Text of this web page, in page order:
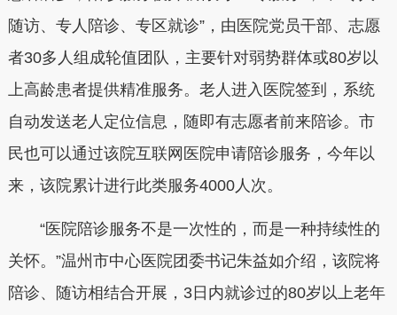
随访、专人陪诊、专区就诊”，由医院党员干部、志愿
者30多人组成轮值团队，主要针对弱势群体或80岁以
上高龄患者提供精准服务。老人进入医院签到，系统
自动发送老人定位信息，随即有志愿者前来陪诊。市
民也可以通过该院互联网医院申请陪诊服务，今年以
来，该院累计进行此类服务4000人次。
“医院陪诊服务不是一次性的，而是一种持续性的
关怀。”温州市中心医院团委书记朱益如介绍，该院将
陪诊、随访相结合开展，3日内就诊过的80岁以上老年